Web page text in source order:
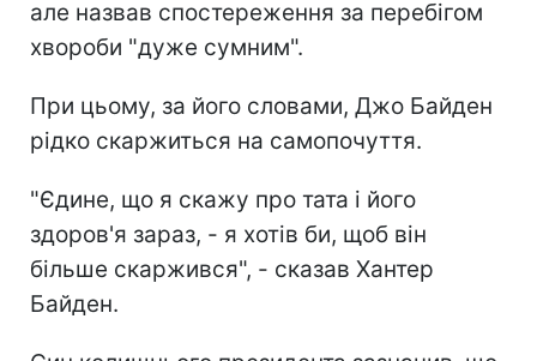
але назвав спостереження за перебігом
хвороби "дуже сумним".
При цьому, за його словами, Джо Байден
рідко скаржиться на самопочуття.
"Єдине, що я скажу про тата і його
здоров'я зараз, - я хотів би, щоб він
більше скаржився", - сказав Хантер
Байден.